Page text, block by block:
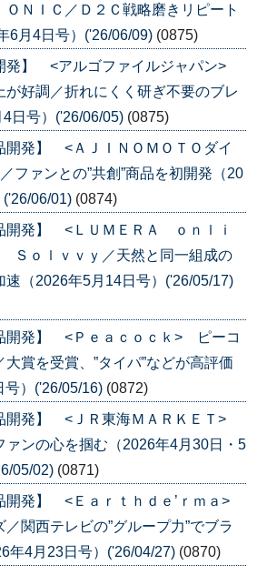
ＮＩＣ／Ｄ２Ｃ戦略磨きリピート
6月4日号）('26/06/09) (0875)
発】 <アルゴファイルジャパン>
が好調／折れにくく研ぎ不要のブレ
日号）('26/06/05) (0875)
開発】 <ＡＪＩＮＯＭＯＴＯダイ
ファンとの”共創”商品を初開発（20
06/01) (0874)
開発】 <ＬＵＭＥＲＡ ｏｎｌｉ
ｏｌｖｖｙ／天然と同一組成の
速（2026年5月14日号）('26/05/17)
開発】 <Ｐｅａｃｏｃｋ> ピーコ
賞を受賞、”タイパ”などが高評価
号）('26/05/16) (0872)
開発】 <ＪＲ東海ＭＡＲＫＥＴ>
ァンの心を掴む（2026年4月30日・5
05/02) (0871)
開発】 <Ｅａｒｔｈｄｅ’ｒｍａ>
関西テレビの”グループ力”でブラ
年4月23日号）('26/04/27) (0870)